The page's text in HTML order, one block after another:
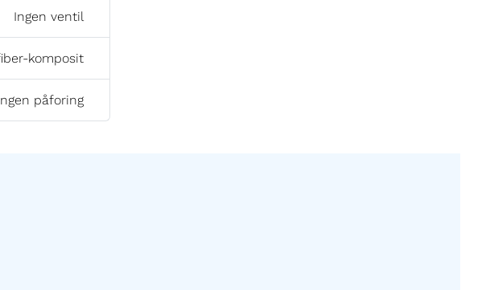
Ingen ventil
komposit
påforing